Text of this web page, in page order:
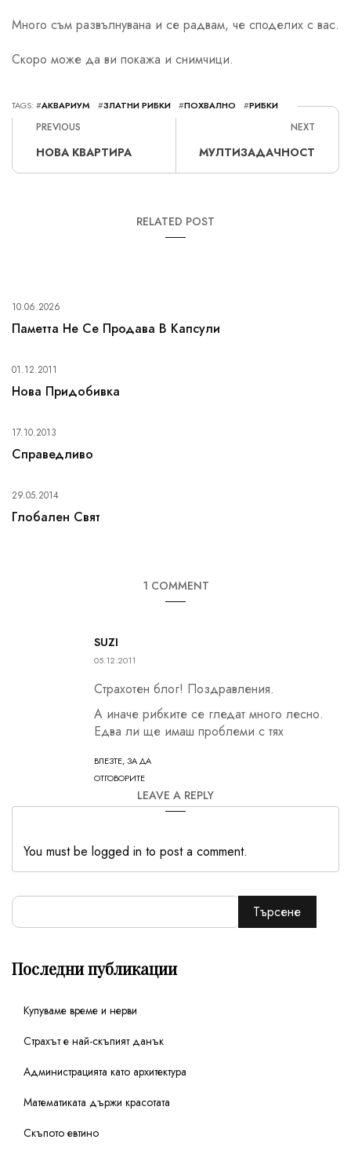
Много съм развълнувана и се радвам, че споделих с вас.
Скоро може да ви покажа и снимчици.
TAGS: #АКВАРИУМ #ЗЛАТНИ РИБКИ #ПОХВАЛНО #РИБКИ
PREVIOUS
НОВА КВАРТИРА
NEXT
МУЛТИЗАДАЧНОСТ
RELATED POST
10.06.2026
Паметта Не Се Продава В Капсули
01.12.2011
Нова Придобивка
17.10.2013
Справедливо
29.05.2014
Глобален Свят
1 COMMENT
SUZI
05.12.2011
Страхотен блог! Поздравления.
А иначе рибките се гледат много лесно.
Едва ли ще имаш проблеми с тях
ВЛЕЗТЕ, ЗА ДА
ОТГОВОРИТЕ
LEAVE A REPLY
You must be logged in to post a comment.
Търсене
Последни публикации
Купуваме време и нерви
Страхът е най-скъпият данък
Администрацията като архитектура
Математиката държи красотата
Скъпото евтино